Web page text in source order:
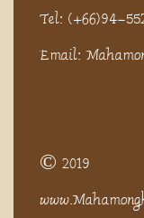
Tel: (+66)94-
Email:
© 2019